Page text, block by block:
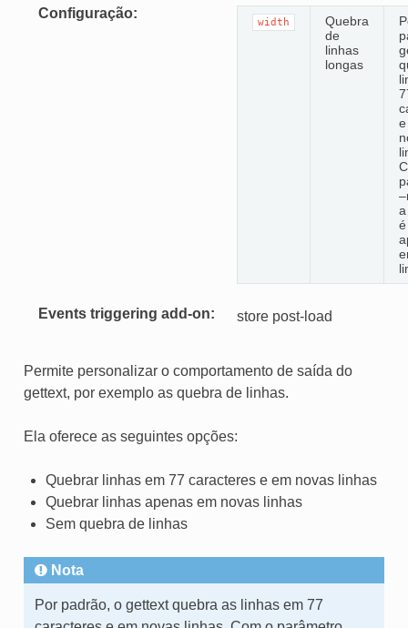
Configuração
width
Quebra
de
linhas
longas
Events triggering add-on store post-load
Permite personalizar o comportamento de saída do
gettext, por exemplo as quebra de linhas.
Ela oferece as seguintes opções:
Quebrar linhas em 77 caracteres e em novas linhas
Quebrar linhas apenas em novas linhas
Sem quebra de linhas
Nota
Por padrão, o gettext quebra as linhas em 77